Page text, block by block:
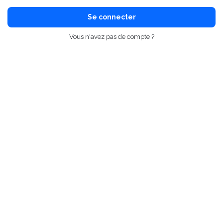
Se connecter
Vous n'avez pas de compte ?